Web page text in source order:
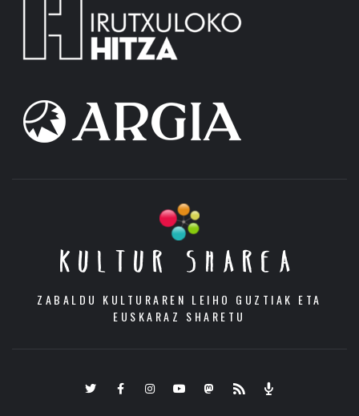
KULTUR SHAREA
ZABALDU KULTURAREN LEIHO GUZTIAK ETA
EUSKARAZ SHARETU
TwitterFacebookInstagramYoutubeMastodon.eus
RSS Podcast